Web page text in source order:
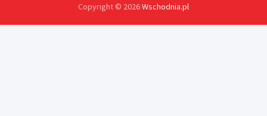
Copyright © 2026Wschodnia.pl